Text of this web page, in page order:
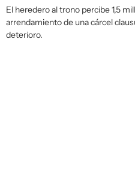
El heredero al trono percibe 1,5
arrendamiento de una cárcel
deterioro.